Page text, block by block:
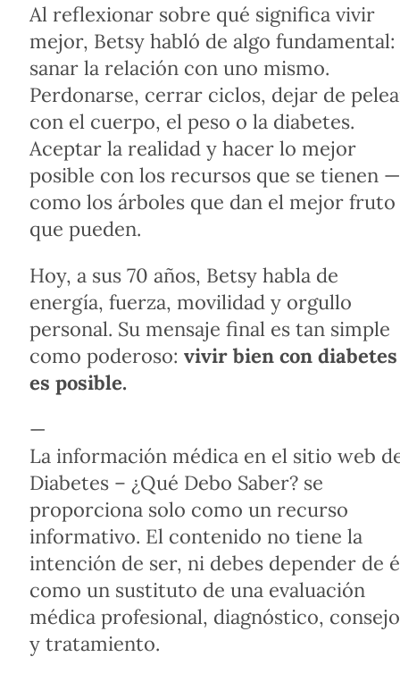
Al reflexionar sobre qué significa vivir
mejor, Betsy habló de algo fundamental:
sanar la relación con uno mismo.
Perdonarse, cerrar ciclos, dejar de
con el cuerpo, el peso o la diabetes.
Aceptar la realidad y hacer lo mejor
posible con los recursos que se tienen —
como los árboles que dan el mejor fruto
que pueden.
Hoy, a sus 70 años, Betsy habla de
energía, fuerza, movilidad y orgullo
personal. Su mensaje final es tan simple
como poderoso: vivir bien con diabetes
es posible.
—
La información médica en el sitio web
Diabetes – ¿Qué Debo Saber? se
proporciona solo como un recurso
informativo. El contenido no tiene la
intención de ser, ni debes depender de
como un sustituto de una evaluación
médica profesional, diagnóstico, consejo
y tratamiento.